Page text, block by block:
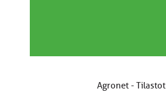
Agronet - Tilastot